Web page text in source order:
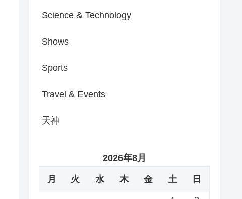
Science & Technology
Shows
Sports
Travel & Events
天神
2026年8月
月 火 水 木 金 土 日